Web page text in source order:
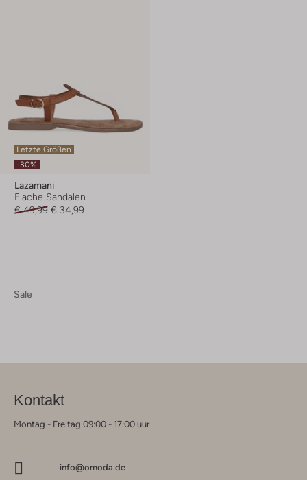
Letzte Größen
-30%
Lazamani
Flache Sandalen
€ 49,99 € 34,99
Sale
Kontakt
Montag - Freitag 09:00 - 17:00 uur
info@omoda.de